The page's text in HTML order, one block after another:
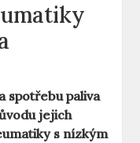
spotřebu paliva
jejich
s nízkým